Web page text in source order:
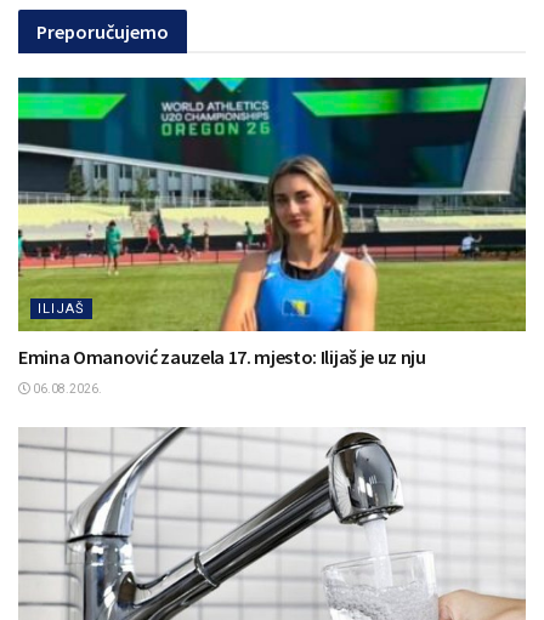
Preporučujemo
ILIJAŠ
Emina Omanović zauzela 17. mjesto: Ilijaš je uz nju
06.08.2026.